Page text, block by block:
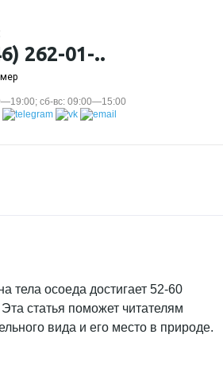
262-01-..
сб-вс: 09:00—15:00
осоеда достигает 52-60
статья поможет читателям
вида и его место в природе.